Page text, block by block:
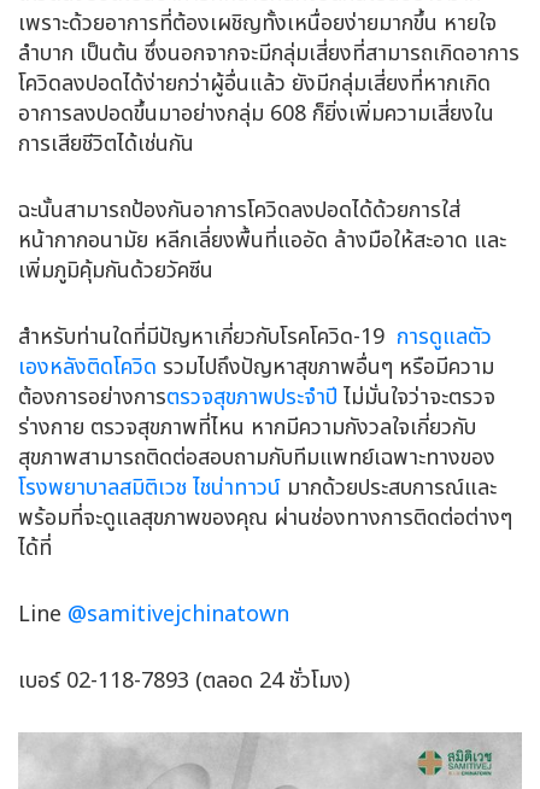
เพราะด้วยอาการที่ต้องเผชิญทั้งเหนื่อยง่ายมากขึ้น หายใจ
ลำบาก เป็นต้น ซึ่งนอกจากจะมีกลุ่มเสี่ยงที่สามารถเกิดอาการ
โควิดลงปอดได้ง่ายกว่าผู้อื่นแล้ว ยังมีกลุ่มเสี่ยงที่หากเกิด
อาการลงปอดขึ้นมาอย่างกลุ่ม 608 ก็ยิ่งเพิ่มความเสี่ยงใน
การเสียชีวิตได้เช่นกัน
ฉะนั้นสามารถป้องกันอาการโควิดลงปอดได้ด้วยการใส่
หน้ากากอนามัย หลีกเลี่ยงพื้นที่แออัด ล้างมือให้สะอาด และ
เพิ่มภูมิคุ้มกันด้วยวัคซีน
สำหรับท่านใดที่มีปัญหาเกี่ยวกับโรคโควิด-19 การดูแลตัว
เองหลังติดโควิด รวมไปถึงปัญหาสุขภาพอื่นๆ หรือมีความ
ต้องการอย่างการตรวจสุขภาพประจำปี ไม่มั่นใจว่าจะตรวจ
ร่างกาย ตรวจสุขภาพที่ไหน หากมีความกังวลใจเกี่ยวกับ
สุขภาพสามารถติดต่อสอบถามกับทีมแพทย์เฉพาะทางของ
โรงพยาบาลสมิติเวช ไชน่าทาวน์ มากด้วยประสบการณ์และ
พร้อมที่จะดูแลสุขภาพของคุณ ผ่านช่องทางการติดต่อต่างๆ
ได้ที่
Line @samitivejchinatown
เบอร์ 02-118-7893 (ตลอด 24 ชั่วโมง)